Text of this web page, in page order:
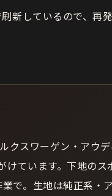
新しているので、再
クスワーゲン・アウ
けています。下地のス
で。生地は純正系・